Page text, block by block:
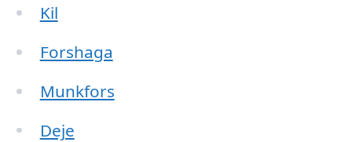
Kil
Forshaga
Munkfors
Deje